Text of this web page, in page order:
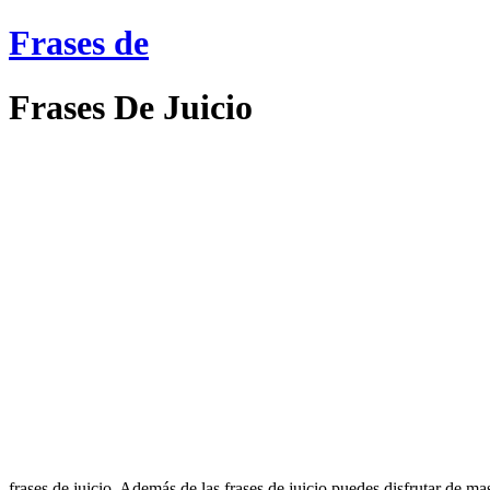
Frases de
Frases De Juicio